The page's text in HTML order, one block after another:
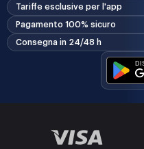
Tariffe esclusive per l'app
Pagamento 100% sicuro
Consegna in 24/48 h